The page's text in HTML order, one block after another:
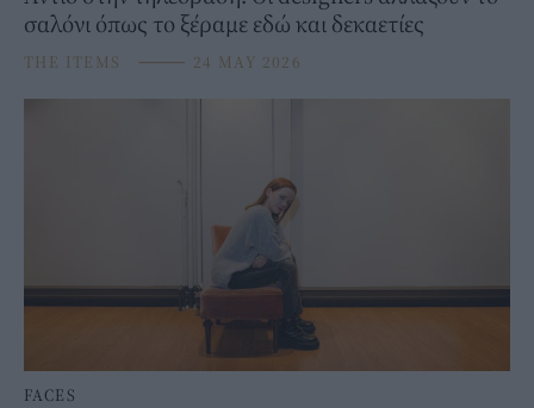
σαλόνι όπως το ξέραμε εδώ και δεκαετίες
THE ITEMS ⸻ 24 MAY 2026
FACES